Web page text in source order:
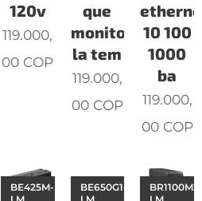
120v
119.000,
00 COP
que
monitorea
la tem
119.000,
00COP
10 100
1000
ba
119.000,
00COP
BE425M-
BE650G1-